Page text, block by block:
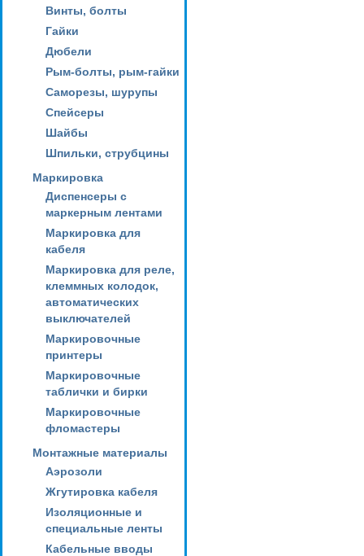
Винты, болты
Гайки
Дюбели
Рым-болты, рым-гайки
Саморезы, шурупы
Спейсеры
Шайбы
Шпильки, струбцины
Маркировка
Диспенсеры с
маркерным лентами
Маркировка для
кабеля
Маркировка для реле,
клеммных колодок,
автоматических
выключателей
Маркировочные
принтеры
Маркировочные
таблички и бирки
Маркировочные
фломастеры
Монтажные материалы
Аэрозоли
Жгутировка кабеля
Изоляционные и
специальные ленты
Кабельные вводы